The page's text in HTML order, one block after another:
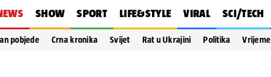
SHOW SPORT LIFE&STYLE VIRAL SCI/TECH
pobjede Crna kronika Svijet Rat u Ukrajini Politika Vrijeme